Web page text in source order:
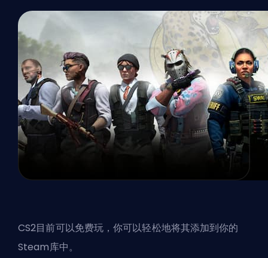
CS2目前可以免费玩，你可以轻松地将其添加到你的
Steam库中。